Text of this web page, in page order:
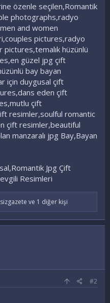
özenle seçilen,Romantik
photographs,radyo
and women
pictures,radyo
hüzünlü
güzel jpg çift
bay bayan
için duygusal çift
eden çift
çift
resimler,soulful romantic
çift resimler,beautiful
manzaralı jpg Bay,Bayan
Jpg Çift
Resimleri
ve 1 diğer kişi
#2